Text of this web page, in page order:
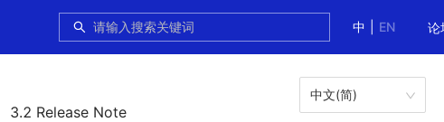
中
EN 论
3.2 Release Note
中文(简)